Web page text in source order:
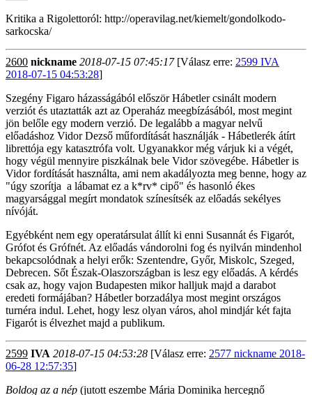
Kritika a Rigolettoról: http://operavilag.net/kiemelt/gondolkodo-
sarkocska/
2600 nickname 2018-07-15 07:45:17[Válasz erre: 2599 IVA
2018-07-15 04:53:28]
Szegény Figaro házasságából először Hábetler csinált modern
verziót és utaztatták azt az Operaház meegbízásából, most megint
jön belőle egy modern verzió. De legalább a magyar nelvű
előadáshoz Vidor Dezső műfordítását használják - Hábetlerék átírt
librettója egy katasztrófa volt. Ugyanakkor még várjuk ki a végét,
hogy végül mennyire piszkálnak bele Vidor szövegébe. Hábetler is
Vidor fordítását használta, ami nem akadályozta meg benne, hogy az
"úgy szorítja a lábamat ez a k*rv* cipő" és hasonló ékes
magyarsággal megírt mondatok színesítsék az előadás sekélyes
nívóját.
Egyébként nem egy operatársulat állít ki enni Susannát és Figarót,
Grófot és Grófnét. Az előadás vándorolni fog és nyilván mindenhol
bekapcsolódnak a helyi erők: Szentendre, Győr, Miskolc, Szeged,
Debrecen. Sőt Észak-Olaszországban is lesz egy előadás. A kérdés
csak az, hogy vajon Budapesten mikor halljuk majd a darabot
eredeti formájában? Hábetler borzadálya most megint országos
turnéra indul. Lehet, hogy lesz olyan város, ahol mindjár két fajta
Figarót is élvezhet majd a publikum.
2599 IVA 2018-07-15 04:53:28 [Válasz erre: 2577 nickname 2018-
06-28 12:57:35]
Boldog az a nép (jutott eszembe Mária Dominika hercegnő